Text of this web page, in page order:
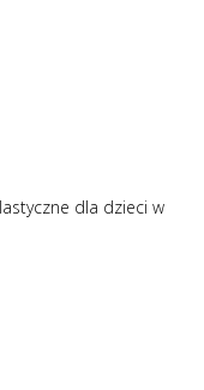
dla dzieci w